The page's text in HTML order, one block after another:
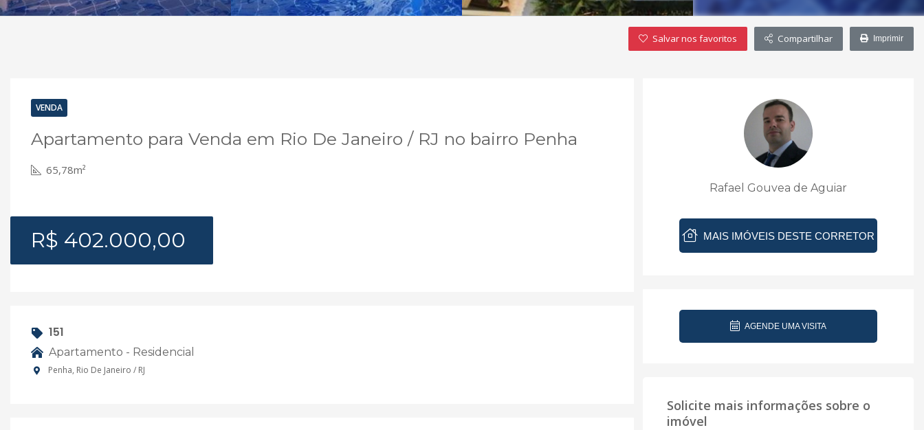
Salvar nos favoritos Compartilhar Imprimir
VENDA
Apartamento para Venda em Rio De Janeiro / RJ no bairro Penha
65,78m²
R$ 402.000,00
151
Apartamento - Residencial
Penha, Rio De Janeiro / RJ
Rafael Gouvea de Aguiar
MAIS IMÓVEIS DESTE CORRETOR
AGENDE UMA VISITA
Solicite mais informações sobre o
imóvel